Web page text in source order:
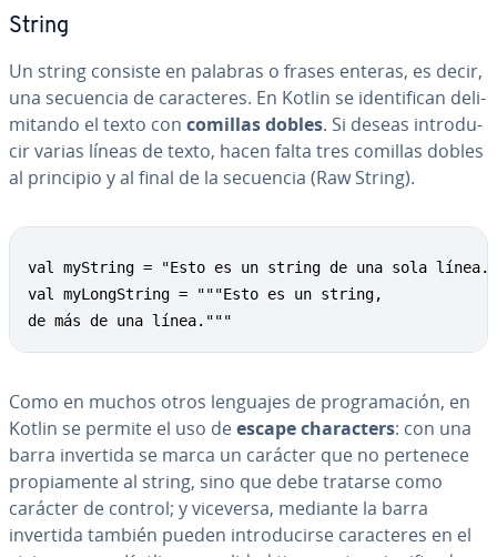
String
Un string consiste en palabras o frases enteras, es decir,
una secuencia de ca­ra­c­te­res. En Kotlin se ide­n­ti­fi­can de­li­
mi­ta­n­do el texto con comillas dobles. Si deseas in­tro­du­
cir varias líneas de texto, hacen falta tres comillas dobles
al principio y al final de la secuencia (Raw String).
val myString = "Esto es un string de una sola línea."
val myLongString = """Esto es un string,
de más de una línea."""
Como en muchos otros lenguajes de pro­gra­ma­ción, en
Kotlin se permite el uso deescape cha­ra­c­te­rs: con una
barra invertida se marca un carácter que no pertenece
pro­pia­me­n­te al string, sino que debe tratarse como
carácter de control; y viceversa, mediante la barra
invertida también pueden in­tro­du­ci­r­se ca­ra­c­te­res en el